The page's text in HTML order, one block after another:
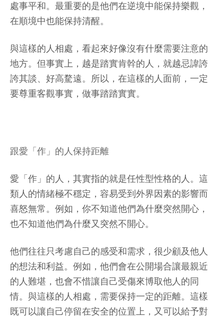
處事平和。最重要的是他們在逆境中能保持樂觀，
在順境中也能保持清醒。
與這樣的人相處，看起來好像沒有什麼需要注意的
地方。但事實上，越是踏實肯幹的人，就越忌諱誇
誇其談、好高騖遠。所以，在這樣的人面前，一定
要尊重客觀事實，做事踏踏實實。
跟愛「作」的人保持距離
愛「作」的人，其實指的就是任性型性格的人。這
類人的情緒極不穩定，容易受到外界因素的影響而
喜怒無常。例如，你不知道他們為什麼突然開心，
也不知道他們為什麼又突然不開心。
他們往往只考慮自己的感受和需求，很少顧及他人
的想法和利益。例如，他們會在公開場合讓最親近
的人難堪，也會不惜讓自己受傷來博取他人的同
情。與這樣的人相處，需要保持一定的距離。這樣
既可以讓自己停留在安全的位置上，又可以給予對